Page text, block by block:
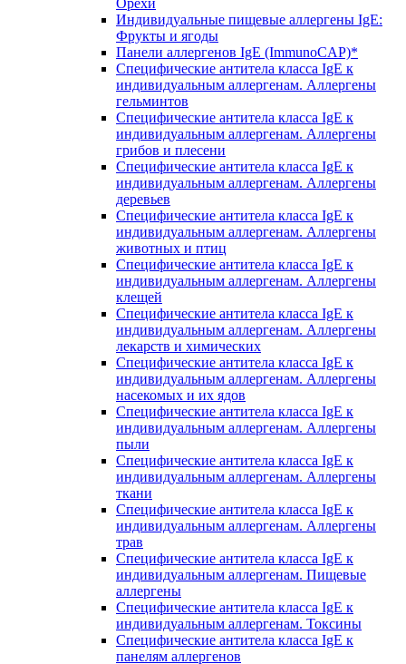
Орехи
Индивидуальные пищевые аллергены IgE:
Фрукты и ягоды
Панели аллергенов IgE (ImmunoCAP)*
Специфические антитела класса IgE к
индивидуальным аллергенам. Аллергены
гельминтов
Специфические антитела класса IgE к
индивидуальным аллергенам. Аллергены
грибов и плесени
Специфические антитела класса IgE к
индивидуальным аллергенам. Аллергены
деревьев
Специфические антитела класса IgE к
индивидуальным аллергенам. Аллергены
животных и птиц
Специфические антитела класса IgE к
индивидуальным аллергенам. Аллергены
клещей
Специфические антитела класса IgE к
индивидуальным аллергенам. Аллергены
лекарств и химических
Специфические антитела класса IgE к
индивидуальным аллергенам. Аллергены
насекомых и их ядов
Специфические антитела класса IgE к
индивидуальным аллергенам. Аллергены
пыли
Специфические антитела класса IgE к
индивидуальным аллергенам. Аллергены
ткани
Специфические антитела класса IgE к
индивидуальным аллергенам. Аллергены
трав
Специфические антитела класса IgE к
индивидуальным аллергенам. Пищевые
аллергены
Специфические антитела класса IgE к
индивидуальным аллергенам. Токсины
Специфические антитела класса IgE к
панелям аллергенов